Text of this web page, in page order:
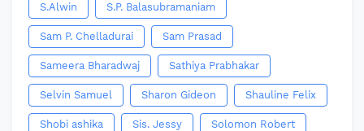
S.Alwin S.P. Balasubramaniam
Sam P. Chelladurai Sam Prasad
Sameera Bharadwaj Sathiya Prabhakar
Selvin Samuel Sharon Gideon Shauline Felix
Shobi ashika Sis. Jessy Solomon Robert